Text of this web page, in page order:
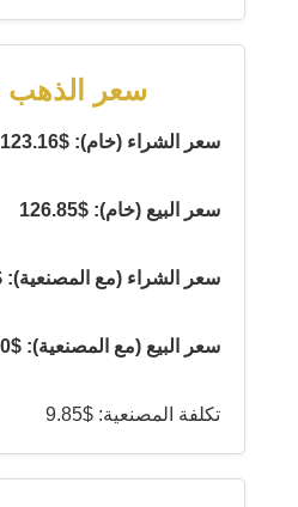
سعر الذهب
سعر الشراء (خام): $123.16
سعر البيع (خام): $126.85
سعر الشراء (مع المصنعية):
سعر البيع (مع المصنعية): $137.00
تكلفة المصنعية: $9.85